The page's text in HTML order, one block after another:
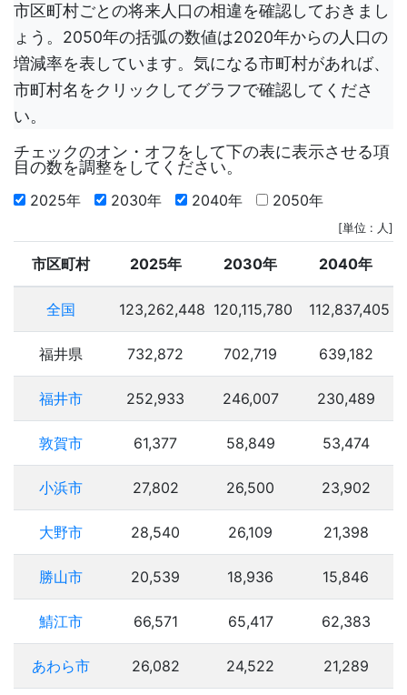
市区町村ごとの将来人口の相違を確認しておきまし
ょう。2050年の括弧の数値は2020年からの人口の
増減率を表しています。気になる市町村があれば、
市町村名をクリックしてグラフで確認してくださ
い。
チェックのオン・オフをして下の表に表示させる項
目の数を調整をしてください。
2025年 2030年 2040年 2050年
[単位 : 人]
市区町村 2025年 2030年 2040年
全国 123,262,448 120,115,780 112,837,405
福井県 732,872 702,719 639,182
福井市 252,933 246,007 230,489
敦賀市 61,377 58,849 53,474
小浜市 27,802 26,500 23,902
大野市 28,540 26,109 21,398
勝山市 20,539 18,936 15,846
鯖江市 66,571 65,417 62,383
あわら市 26,082 24,522 21,289